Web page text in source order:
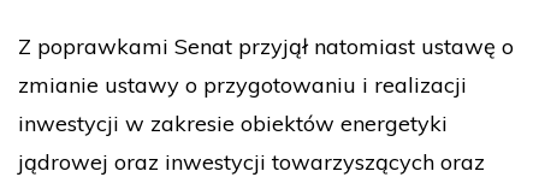
Z poprawkami Senat przyjął natomiast ustawę o
zmianie ustawy o przygotowaniu i realizacji
inwestycji w zakresie obiektów energetyki
jądrowej oraz inwestycji towarzyszących oraz